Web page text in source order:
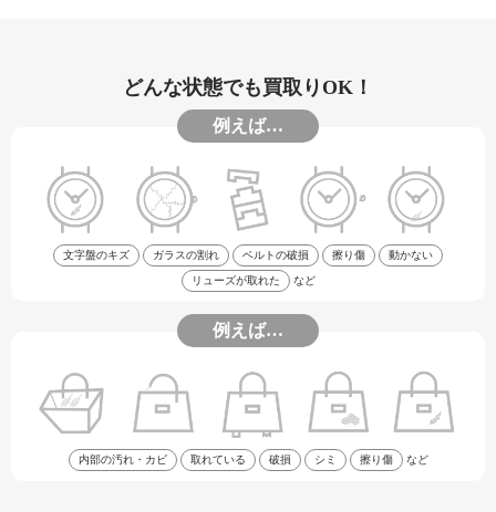
どんな状態でも買取りOK！
例えば…
文字盤のキズ ガラスの割れ ベルトの破損 擦り傷 動かない
リューズが取れた など
例えば…
内部の汚れ・カビ 取れている 破損 シミ 擦り傷 など